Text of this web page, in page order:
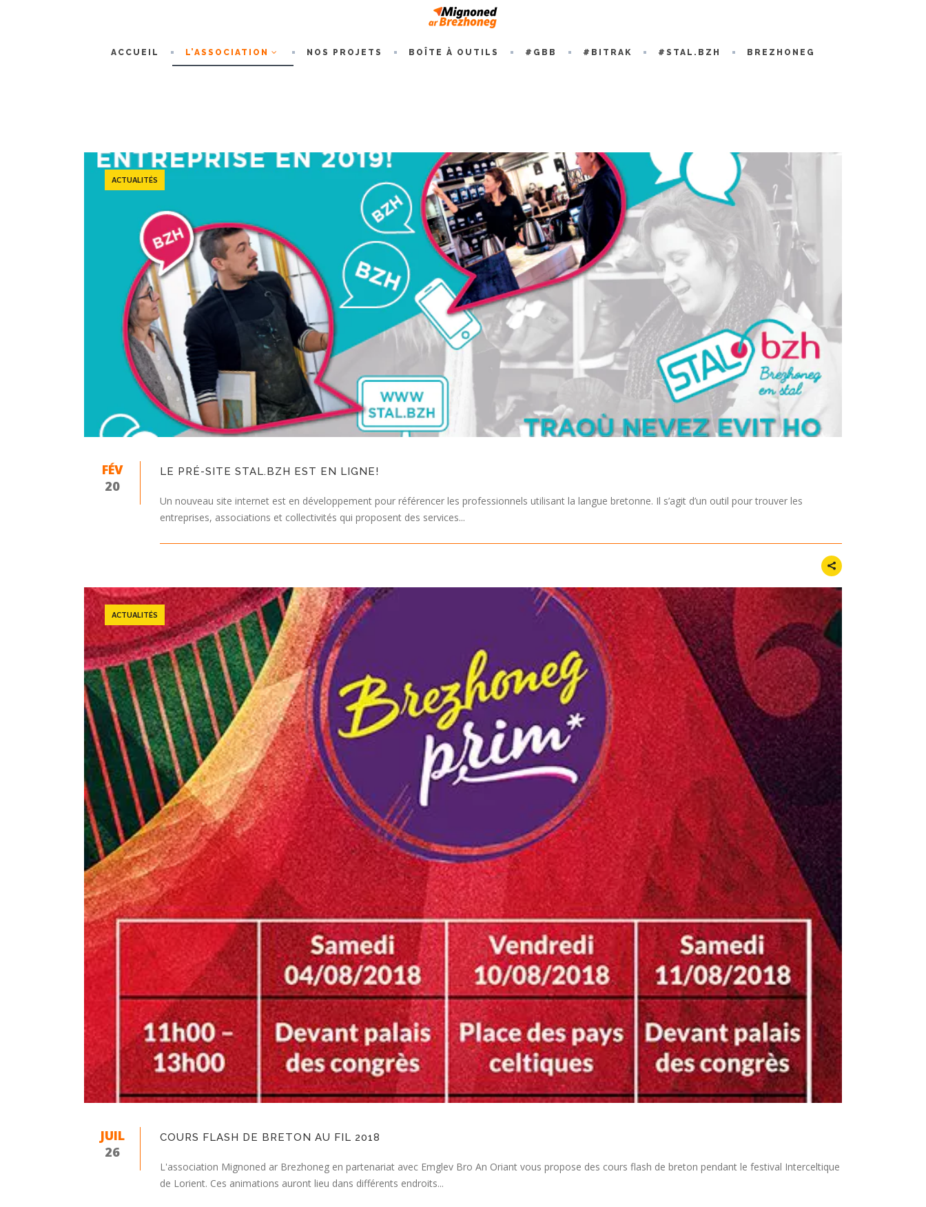
ACCUEIL L’ASSOCIATION NOS PROJETS BOÎTE À OUTILS #GBB #BITRAK #STAL.BZH BREZHONEG
ACTUALITÉS
FÉV
20
LE PRÉ-SITE STAL.BZH EST EN LIGNE!
Un nouveau site internet est en développement pour référencer les professionnels utilisant la langue bretonne. Il s’agit d’un outil pour trouver les
entreprises, associations et collectivités qui proposent des services...
ACTUALITÉS
JUIL
26
COURS FLASH DE BRETON AU FIL 2018
L'association Mignoned ar Brezhoneg en partenariat avec Emglev Bro An Oriant vous propose des cours flash de breton pendant le festival Interceltique
de Lorient. Ces animations auront lieu dans différents endroits...